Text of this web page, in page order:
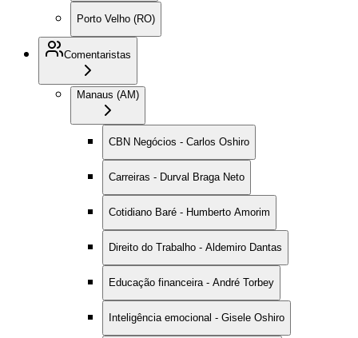
Porto Velho (RO)
Comentaristas
Manaus (AM)
CBN Negócios - Carlos Oshiro
Carreiras - Durval Braga Neto
Cotidiano Baré - Humberto Amorim
Direito do Trabalho - Aldemiro Dantas
Educação financeira - André Torbey
Inteligência emocional - Gisele Oshiro